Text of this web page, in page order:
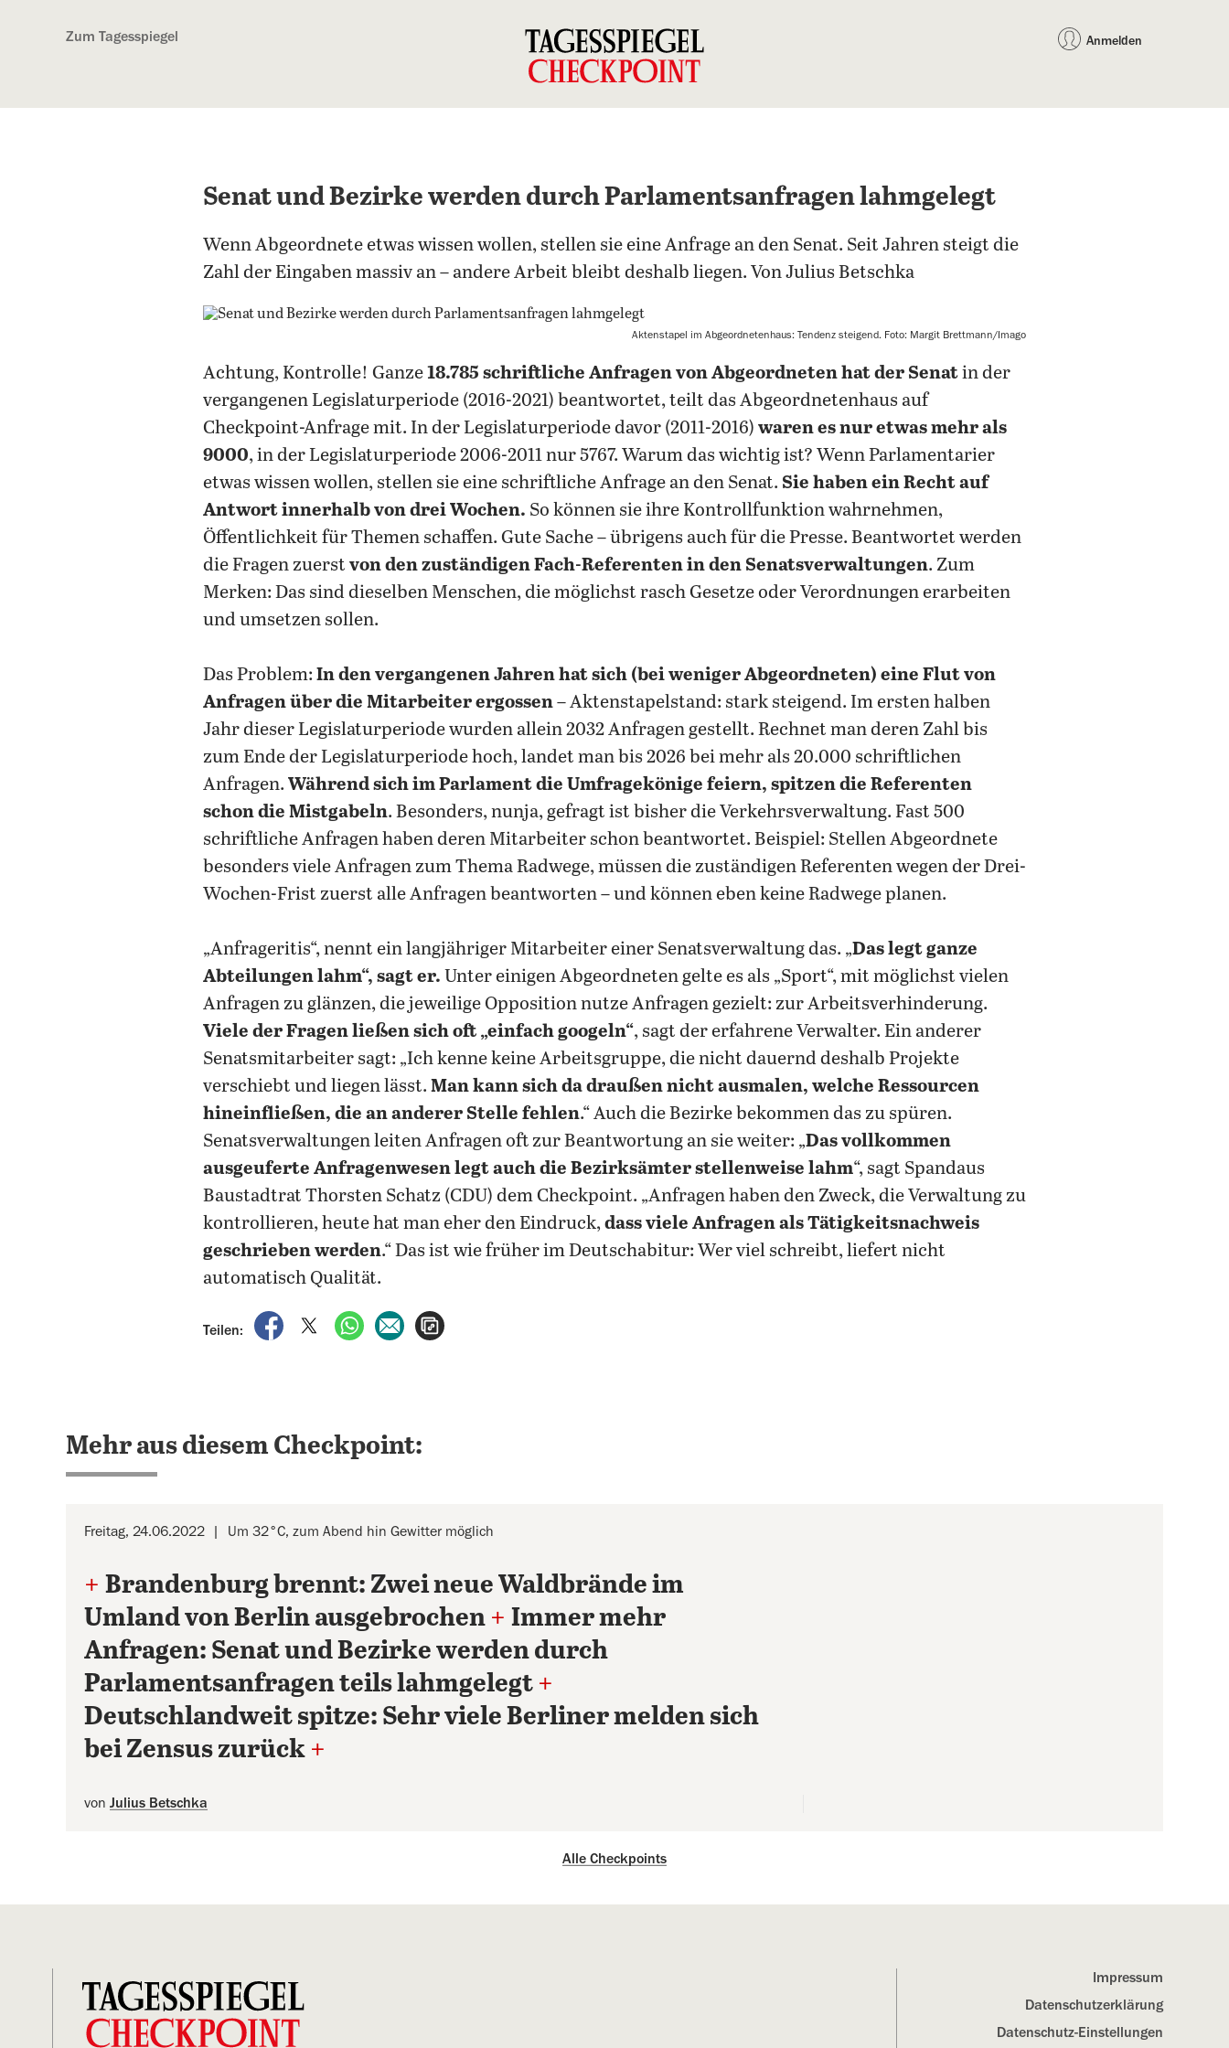
Zum Tagesspiegel Anmelden
Senat und Bezirke werden durch Parlamentsanfragen lahmgelegt
Wenn Abgeordnete etwas wissen wollen, stellen sie eine Anfrage an den Senat. Seit Jahren steigt die
Zahl der Eingaben massiv an – andere Arbeit bleibt deshalb liegen. Von Julius Betschka
Aktenstapel im Abgeordnetenhaus: Tendenz steigend. Foto: Margit Brettmann/Imago
Achtung, Kontrolle! Ganze18.785 schriftliche Anfragen von Abgeordneten hat der Senatin der
vergangenen Legislaturperiode (2016-2021) beantwortet, teilt das Abgeordnetenhaus auf
Checkpoint-Anfrage mit. In der Legislaturperiode davor (2011-2016) waren es nur etwas mehr als
9000, in der Legislaturperiode 2006-2011 nur 5767. Warum das wichtig ist? Wenn Parlamentarier
etwas wissen wollen, stellen sie eine schriftliche Anfrage an den Senat. Sie haben ein Recht auf
Antwort innerhalb von drei Wochen. So können sie ihre Kontrollfunktion wahrnehmen,
Öffentlichkeit für Themen schaffen. Gute Sache – übrigens auch für die Presse. Beantwortet werden
die Fragen zuerst von den zuständigen Fach-Referenten in den Senatsverwaltungen. Zum
Merken: Das sind dieselben Menschen, die möglichst rasch Gesetze oder Verordnungen erarbeiten
und umsetzen sollen.
Das Problem:In den vergangenen Jahren hat sich (bei weniger Abgeordneten) eine Flut von
Anfragen über die Mitarbeiter ergossen– Aktenstapelstand: stark steigend. Im ersten halben
Jahr dieser Legislaturperiode wurden allein 2032 Anfragen gestellt. Rechnet man deren Zahl bis
zum Ende der Legislaturperiode hoch, landet man bis 2026 bei mehr als 20.000 schriftlichen
Anfragen. Während sich im Parlament die Umfragekönige feiern, spitzen die Referenten
schon die Mistgabeln. Besonders, nunja, gefragt ist bisher die Verkehrsverwaltung. Fast 500
schriftliche Anfragen haben deren Mitarbeiter schon beantwortet. Beispiel: Stellen Abgeordnete
besonders viele Anfragen zum Thema Radwege, müssen die zuständigen Referenten wegen der Drei-
Wochen-Frist zuerst alle Anfragen beantworten – und können eben keine Radwege planen.
„Anfrageritis“, nennt ein langjähriger Mitarbeiter einer Senatsverwaltung das. „Das legt ganze
Abteilungen lahm“, sagt er. Unter einigen Abgeordneten gelte es als „Sport“, mit möglichst vielen
Anfragen zu glänzen, die jeweilige Opposition nutze Anfragen gezielt: zur Arbeitsverhinderung.
Viele der Fragen ließen sich oft „einfach googeln“, sagt der erfahrene Verwalter. Ein anderer
Senatsmitarbeiter sagt: „Ich kenne keine Arbeitsgruppe, die nicht dauernd deshalb Projekte
verschiebt und liegen lässt. Man kann sich da draußen nicht ausmalen, welche Ressourcen
hineinfließen, die an anderer Stelle fehlen.“ Auch die Bezirke bekommen das zu spüren.
Senatsverwaltungen leiten Anfragen oft zur Beantwortung an sie weiter: „Das vollkommen
ausgeuferte Anfragenwesen legt auch die Bezirksämter stellenweise lahm“, sagt Spandaus
Baustadtrat Thorsten Schatz (CDU) dem Checkpoint. „Anfragen haben den Zweck, die Verwaltung zu
kontrollieren, heute hat man eher den Eindruck,dass viele Anfragen als Tätigkeitsnachweis
geschrieben werden.“ Das ist wie früher im Deutschabitur: Wer viel schreibt, liefert nicht
automatisch Qualität.
Teilen:
auf Facebook teilen
auf X teilenper WhatsApp teilen
per E-Mail teilen
Mehr aus diesem Checkpoint:
Freitag, 24.06.2022 Um 32°C, zum Abend hin Gewitter möglich
+ Brandenburg brennt: Zwei neue Waldbrände im
Umland von Berlin ausgebrochen + Immer mehr
Anfragen: Senat und Bezirke werden durch
Parlamentsanfragen teils lahmgelegt +
Deutschlandweit spitze: Sehr viele Berliner melden sich
bei Zensus zurück +
von Julius Betschka
Alle Checkpoints
Impressum
Datenschutz­erklärung
Datenschutz-Einstellungen